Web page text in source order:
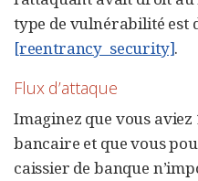
type de vulnérabilité est
[reentrancy_security].
Flux d’attaque
Imaginez que vous
bancaire et que vous
caissier de banque